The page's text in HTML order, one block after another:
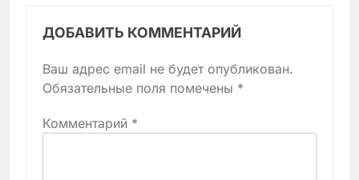
ДОБАВИТЬ КОММЕНТАРИЙ
Ваш адрес email не будет опубликован.
Обязательные поля помечены *
Комментарий *